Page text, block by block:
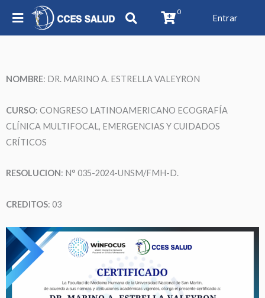
0
Entrar
NOMBRE: DR. MARINO A. ESTRELLA VALEYRON
CURSO: CONGRESO LATINOAMERICANO ECOGRAFÍA
CLÍNICA MULTIFOCAL, EMERGENCIAS Y CUIDADOS
CRÍTICOS
RESOLUCION: N° 035-2024-UNSM/FMH-D.
CREDITOS: 03